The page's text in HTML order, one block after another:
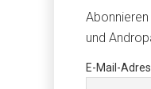
und
E-Mail-